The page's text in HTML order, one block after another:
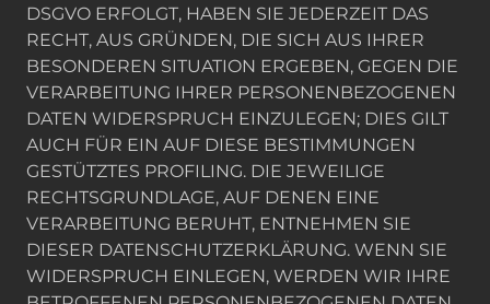
DSGVO ERFOLGT, HABEN SIE JEDERZEIT DAS
RECHT, AUS GRÜNDEN, DIE SICH AUS IHRER
BESONDEREN SITUATION ERGEBEN, GEGEN DIE
VERARBEITUNG IHRER PERSONENBEZOGENEN
DATEN WIDERSPRUCH EINZULEGEN; DIES GILT
AUCH FÜR EIN AUF DIESE BESTIMMUNGEN
GESTÜTZTES PROFILING. DIE JEWEILIGE
RECHTSGRUNDLAGE, AUF DENEN EINE
VERARBEITUNG BERUHT, ENTNEHMEN SIE
DIESER DATENSCHUTZERKLÄRUNG. WENN SIE
WIDERSPRUCH EINLEGEN, WERDEN WIR IHRE